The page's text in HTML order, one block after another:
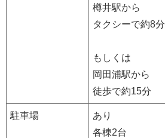
樽井駅から
タクシーで約8分
もしくは
岡田浦駅から
徒歩で約15分
駐車場
あり
各棟2台